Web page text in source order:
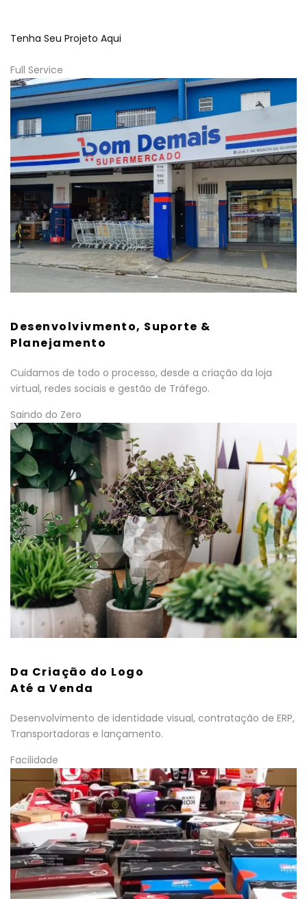
Tenha Seu Projeto Aqui
Full Service
Desenvolvivmento, Suporte &
Planejamento
Cuidamos de todo o processo, desde a criação da loja
virtual, redes sociais e gestão de Tráfego.
Saindo do Zero
Da Criação do Logo
Até a Venda
Desenvolvimento de identidade visual, contratação de ERP,
Transportadoras e lançamento.
Facilidade